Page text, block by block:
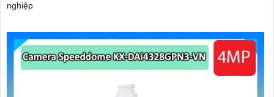
nghiệp